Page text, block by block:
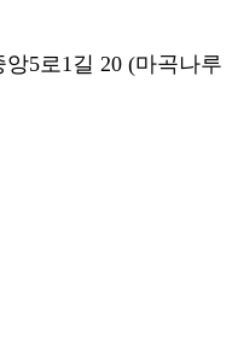
5로1길 20 (마곡나루